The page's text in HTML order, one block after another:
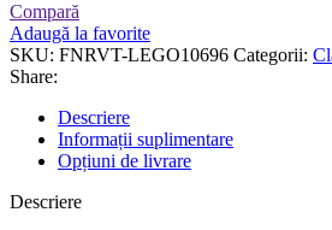
Compară
Adaugă la favorite
SKU: FNRVT-LEGO10696 Categorii:
Share:
Descriere
Informații suplimentare
Opțiuni de livrare
Descriere